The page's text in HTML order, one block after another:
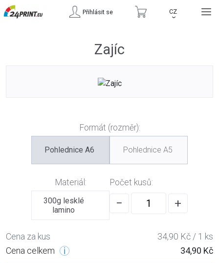
Přihlásit se CZ
›
Zajíc
Formát (rozměr):
Pohlednice A6 Pohlednice A5
Materiál:
300g lesklé
lamino
Počet kusů:
− +
Cena za kus
34,90 Kč / 1 ks
Cena celkem
34,90 Kč